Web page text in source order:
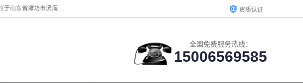
山东贝格曼化工有限公司主营：氯化镁、无水氯化钙、矿用阻化剂、煤矿悬浮剂、道路抑尘剂、氢氧化镁，防灭火剂等，公司位于山东省潍坊市滨海经济开发区,是专业从事对各种精细化工集研究、开发、制造于一体的现代化大型跨境化工企业，公司本着诚信经营、给每一位客户提供专业服务。 资质认证
全国免费服务热线：
15006569585